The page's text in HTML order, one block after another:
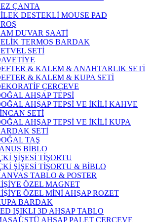
ÇANTA
DESTEKLİ MOUSE PAD
DUVAR SAATİ
TERMOS BARDAK
SETİ
& KALEM & ANAHTARLIK SETİ
& KALEM & KUPA SETİ
ÇERÇEVE
AHŞAP TEPSİ
AHŞAP TEPSİ VE İKİLİ KAHVE
SETİ
AHŞAP TEPSİ VE İKİLİ KUPA
SETİ
TAŞ
BİBLO
ŞİŞESİ TİŞORTU
ŞİŞESİ TİŞORTU & BİBLO
TABLO & POSTER
ÖZEL MAGNET
ÖZEL MİNİ AHŞAP ROZET
BARDAK
IŞIKLI 3D AHŞAP TABLO
AHŞAP PALET ÇERÇEVE